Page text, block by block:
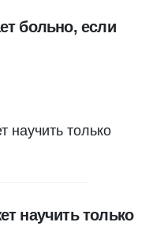
больно, если
научить только